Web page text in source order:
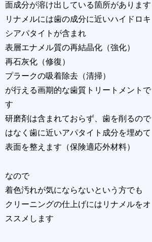
面成分が溶け出している箇所があります
リナメルには歯の成分に近いハイドロキ
シアパタイトが含まれ
表層エナメル質の再結晶化（強化）
再石灰化（修復）
プラークの吸着除去（清掃）
が行える画期的な歯質トリートメントで
す
研磨剤は含まれておらず、歯を削るので
はなく歯に近いアパタイト成分を埋めて
表面を整えます（保険適応外材料）
なので
着色汚れが気にならないという方でも
クリーニングの仕上げにはリナメルをオ
ススメします